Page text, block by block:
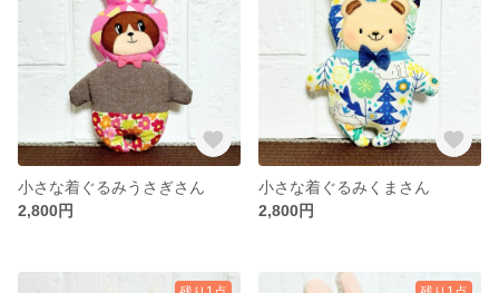
小さな着ぐるみうさぎさん
2,800円
小さな着ぐるみくまさん
2,800円